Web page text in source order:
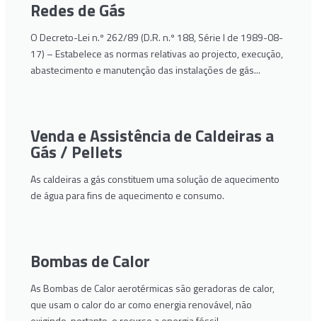
Redes de Gás
O Decreto-Lei n.º 262/89 (D.R. n.º 188, Série I de 1989-08-
17) – Estabelece as normas relativas ao projecto, execução,
abastecimento e manutenção das instalações de gás...
Venda e Assistência de Caldeiras a
Gás / Pellets
As caldeiras a gás constituem uma solução de aquecimento
de água para fins de aquecimento e consumo.
Bombas de Calor
As Bombas de Calor aerotérmicas são geradoras de calor,
que usam o calor do ar como energia renovável, não